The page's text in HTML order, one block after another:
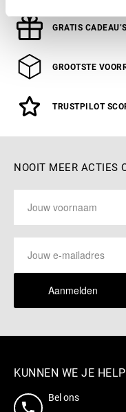
GRATIS
GROOTSTE
TRUSTPILOT
NOOIT MEER ACTIES
Aanmelden
KUNNEN WE JE
Bel ons